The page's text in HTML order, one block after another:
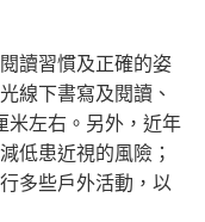
讀習慣及正確的姿
線下書寫及閱讀、
米左右。另外，近年
低患近視的風險；
多些戶外活動，以